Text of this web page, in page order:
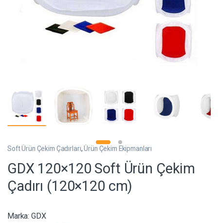
Soft Ürün Çekim Çadırları,Ürün Çekim Ekipmanları
GDX 120×120 Soft Ürün Çekim
Çadırı (120×120 cm)
Marka: GDX